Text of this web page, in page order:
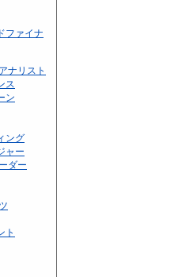
ファイナ
ナリスト
ス
ン
ング
ャー
ダー
ト